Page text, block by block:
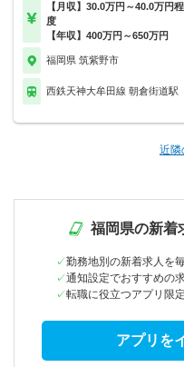
【月収】30.0万円～40.0万円程
度
【年収】400万円～650万円
福岡県 筑紫野市
西鉄天神大牟田線 朝倉街道駅
近隣
福岡県の新着
勤務地別の新着求人を
通知設定でおすすめの
転職に役立つアプリ限
アプリを